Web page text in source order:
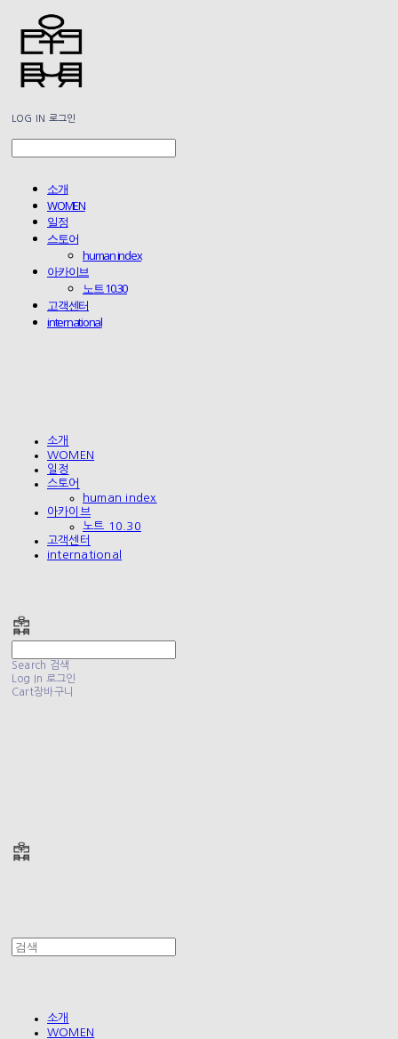
LOG IN 로그인
소개
WOMEN
일정
스토어
human index
아카이브
노트 10.30
고객센터
international
소개
WOMEN
일정
스토어
human index
아카이브
노트 10.30
고객센터
international
Search 검색
Log In 로그인
Cart장바구니
소개
WOMEN